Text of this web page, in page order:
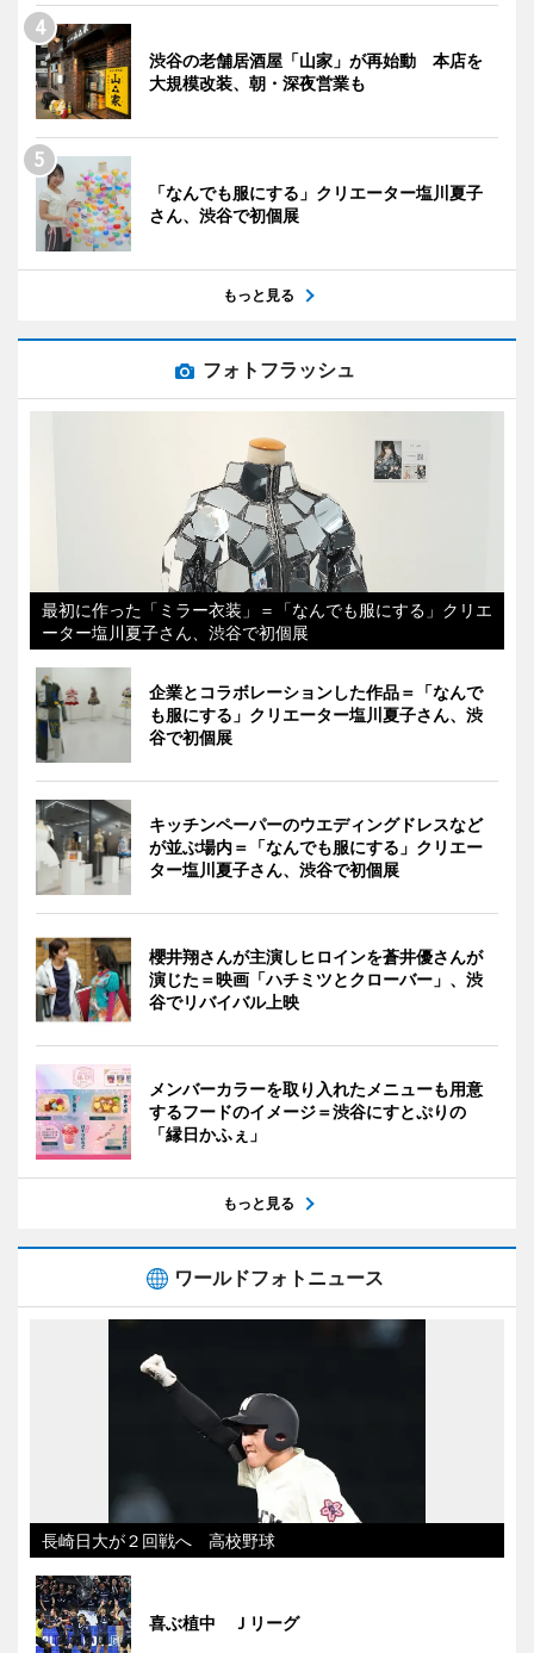
渋谷の老舗居酒屋「山家」が再始動 本店を
大規模改装、朝・深夜営業も
「なんでも服にする」クリエーター塩川夏子
さん、渋谷で初個展
もっと見る
フォトフラッシュ
最初に作った「ミラー衣装」＝「なんでも服にする」クリエ
ーター塩川夏子さん、渋谷で初個展
企業とコラボレーションした作品＝「なんで
も服にする」クリエーター塩川夏子さん、渋
谷で初個展
キッチンペーパーのウエディングドレスなど
が並ぶ場内＝「なんでも服にする」クリエー
ター塩川夏子さん、渋谷で初個展
櫻井翔さんが主演しヒロインを蒼井優さんが
演じた＝映画「ハチミツとクローバー」、渋
谷でリバイバル上映
メンバーカラーを取り入れたメニューも用意
するフードのイメージ＝渋谷にすとぷりの
「縁日かふぇ」
もっと見る
ワールドフォトニュース
長崎日大が２回戦へ 高校野球
喜ぶ植中 Ｊリーグ